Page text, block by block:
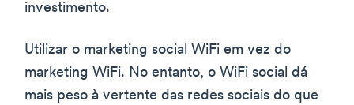
investimento.
Utilizar o marketing social WiFi em vez do
marketing WiFi. No entanto, o WiFi social dá
mais peso à vertente das redes sociais do que